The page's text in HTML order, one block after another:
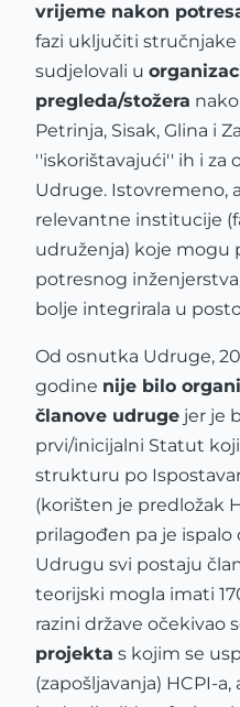
vrijeme nakon
fazi uključiti
sudjelovali u
pregleda/stožera
Petrinja, Sisak, Glina i
''iskorištavajući'' ih i za
Udruge. Istovremeno,
relevantne institucije
udruženja) koje mogu
potresnog
bolje integrirala u
Od osnutka Udruge,
godine nije bilo
članove udruge jer je
prvi/inicijalni Statut
strukturu po
(korišten je predložak
prilagođen pa je
Udrugu svi postaju
teorijski mogla imati
razini države očekivao
projekta s kojim se
(zapošljavanja) HCPI-